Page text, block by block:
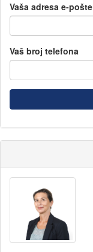
Vaša adresa e-pošte
Vaš broj telefona